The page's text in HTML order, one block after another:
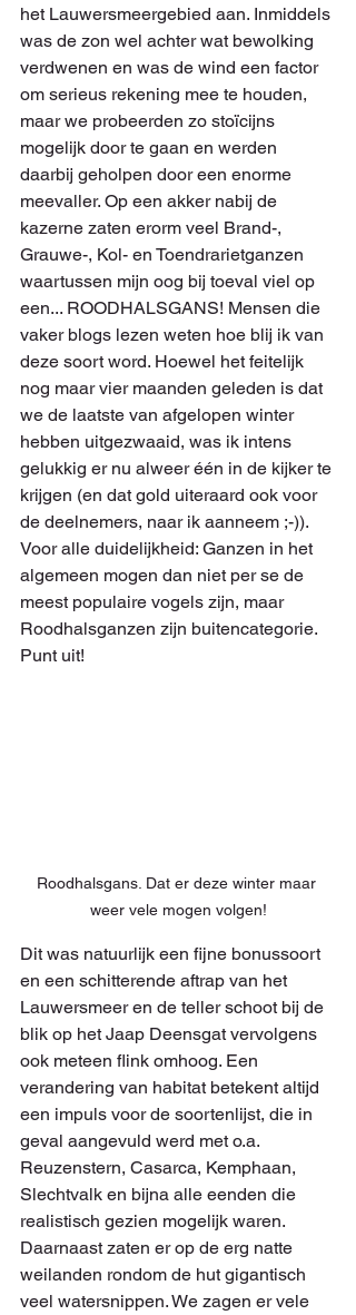
het Lauwersmeergebied aan. Inmiddels
was de zon wel achter wat bewolking
verdwenen en was de wind een factor
om serieus rekening mee te houden,
maar we probeerden zo stoïcijns
mogelijk door te gaan en werden
daarbij geholpen door een enorme
meevaller. Op een akker nabij de
kazerne zaten erorm veel Brand-,
Grauwe-, Kol- en Toendrarietganzen
waartussen mijn oog bij toeval viel op
een... ROODHALSGANS! Mensen die
vaker blogs lezen weten hoe blij ik van
deze soort word. Hoewel het feitelijk
nog maar vier maanden geleden is dat
we de laatste van afgelopen winter
hebben uitgezwaaid, was ik intens
gelukkig er nu alweer één in de kijker te
krijgen (en dat gold uiteraard ook voor
de deelnemers, naar ik aanneem ;-)).
Voor alle duidelijkheid: Ganzen in het
algemeen mogen dan niet per se de
meest populaire vogels zijn, maar
Roodhalsganzen zijn buitencategorie.
Punt uit!
Roodhalsgans. Dat er deze winter maar
weer vele mogen volgen!
Dit was natuurlijk een fijne bonussoort
en een schitterende aftrap van het
Lauwersmeer en de teller schoot bij de
blik op het Jaap Deensgat vervolgens
ook meteen flink omhoog. Een
verandering van habitat betekent altijd
een impuls voor de soortenlijst, die in
geval aangevuld werd met o.a.
Reuzenstern, Casarca, Kemphaan,
Slechtvalk en bijna alle eenden die
realistisch gezien mogelijk waren.
Daarnaast zaten er op de erg natte
weilanden rondom de hut gigantisch
veel watersnippen. We zagen er vele